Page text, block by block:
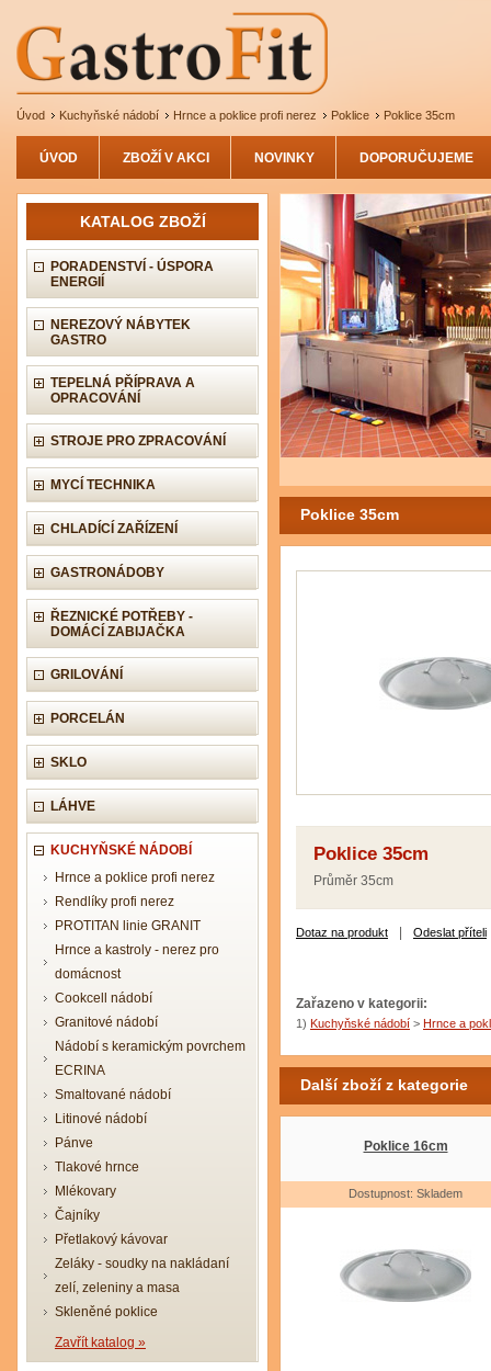
Úvod Kuchyňské nádobí Hrnce a poklice profi nerez Poklice Poklice 35cm
ÚVOD ZBOŽÍ V AKCI NOVINKY DOPORUČUJEME
KATALOG ZBOŽÍ
PORADENSTVÍ - ÚSPORA
ENERGIÍ
NEREZOVÝ NÁBYTEK
GASTRO
TEPELNÁ PŘÍPRAVA A
OPRACOVÁNÍ
STROJE PRO ZPRACOVÁNÍ
MYCÍ TECHNIKA
CHLADÍCÍ ZAŘÍZENÍ
GASTRONÁDOBY
ŘEZNICKÉ POTŘEBY -
DOMÁCÍ ZABIJAČKA
GRILOVÁNÍ
PORCELÁN
SKLO
LÁHVE
KUCHYŇSKÉ NÁDOBÍ
Hrnce a poklice profi nerez
Rendlíky profi nerez
PROTITAN linie GRANIT
Hrnce a kastroly - nerez pro
domácnost
Cookcell nádobí
Granitové nádobí
Nádobí s keramickým povrchem
ECRINA
Smaltované nádobí
Litinové nádobí
Pánve
Tlakové hrnce
Mlékovary
Čajníky
Přetlakový kávovar
Zeláky - soudky na nakládaní
zelí, zeleniny a masa
Skleněné poklice
Zavřít katalog »
Poklice 35cm
Poklice 35cm
Průměr 35cm
Dotaz na produkt Odeslat příteli
Zařazeno v kategorii:
1) Kuchyňské nádobí > Hrnce a
Další zboží z kategorie
Poklice 16cm
Dostupnost: Skladem